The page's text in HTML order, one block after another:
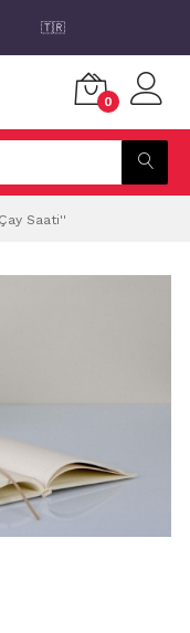
🇹🇷
0
Saati''